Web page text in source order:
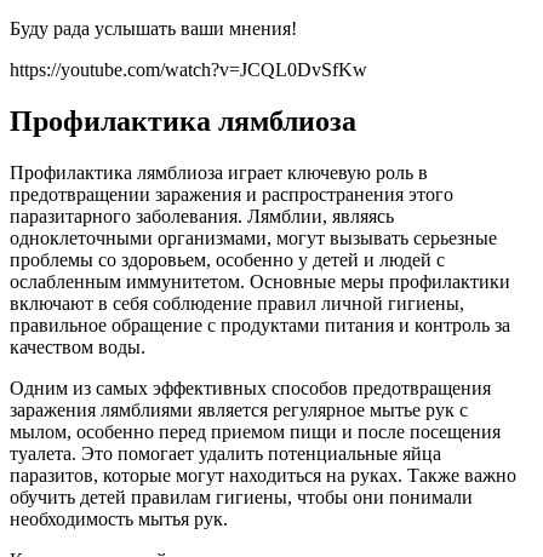
Буду рада услышать ваши мнения!
https://youtube.com/watch?v=JCQL0DvSfKw
Профилактика лямблиоза
Профилактика лямблиоза играет ключевую роль в
предотвращении заражения и распространения этого
паразитарного заболевания. Лямблии, являясь
одноклеточными организмами, могут вызывать серьезные
проблемы со здоровьем, особенно у детей и людей с
ослабленным иммунитетом. Основные меры профилактики
включают в себя соблюдение правил личной гигиены,
правильное обращение с продуктами питания и контроль за
качеством воды.
Одним из самых эффективных способов предотвращения
заражения лямблиями является регулярное мытье рук с
мылом, особенно перед приемом пищи и после посещения
туалета. Это помогает удалить потенциальные яйца
паразитов, которые могут находиться на руках. Также важно
обучить детей правилам гигиены, чтобы они понимали
необходимость мытья рук.